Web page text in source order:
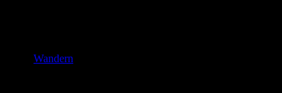
Wandern